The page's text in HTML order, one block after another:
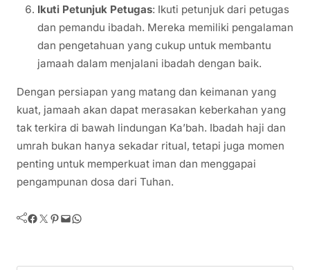
Ikuti Petunjuk Petugas: Ikuti petunjuk dari petugas
dan pemandu ibadah. Mereka memiliki pengalaman
dan pengetahuan yang cukup untuk membantu
jamaah dalam menjalani ibadah dengan baik.
Dengan persiapan yang matang dan keimanan yang
kuat, jamaah akan dapat merasakan keberkahan yang
tak terkira di bawah lindungan Ka’bah. Ibadah haji dan
umrah bukan hanya sekadar ritual, tetapi juga momen
penting untuk memperkuat iman dan menggapai
pengampunan dosa dari Tuhan.
Facebook Twitter Pinterest Mail WhatsApp